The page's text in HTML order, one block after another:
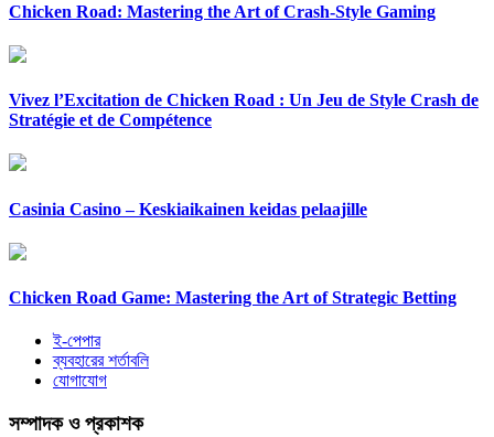
Chicken Road: Mastering the Art of Crash-Style Gaming
Vivez l’Excitation de Chicken Road : Un Jeu de Style Crash de
Stratégie et de Compétence
Casinia Casino – Keskiaikainen keidas pelaajille
Chicken Road Game: Mastering the Art of Strategic Betting
ই-পেপার
ব্যবহারের শর্তাবলি
যোগাযোগ
সম্পাদক ও প্রকাশক